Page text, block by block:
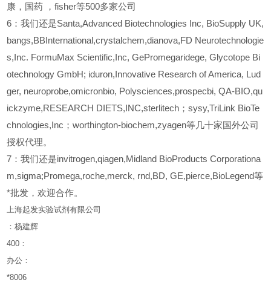
康，国药
，fisher等500多家公司
6 ：我们还是Santa,Advanced Biotechnologies Inc, BioSupply UK,
bangs,BBInternational,crystalchem,dianova,FD Neurotechnologie
s,Inc. FormuMax Scientific,Inc, GePromegaridege, Glycotope Bi
otechnology GmbH; iduron,Innovative Research of America, Lud
ger, neuroprobe,omicronbio, Polysciences,prospecbi, QA-BIO,qu
ickzyme,RESEARCH DIETS,INC,sterlitech；sysy,TriLink BioTe
chnologies,Inc；worthington-biochem,zyagen等几十家国外公司
授权代理。
7：我们还是invitrogen,qiagen,Midland BioProducts Corporationa
m,sigma;Promega,roche,merck, rnd,BD, GE,pierce,BioLegend等
*批发，欢迎合作。
上海起发实验试剂有限公司
：杨建辉
400 ：
办公：
*8006